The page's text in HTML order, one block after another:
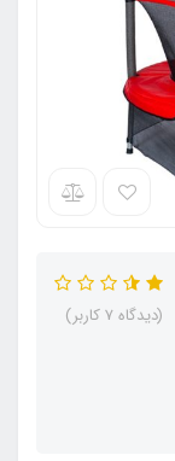
(دیدگاه 7 کاربر)